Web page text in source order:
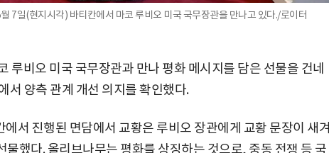
7일(현지시각) 바티칸에서 마코 루비오 미국 국무장관을 만나고 있다./로이터
루비오 미국 국무장관과 만나 평화 메시지를 담은 선물을 건네
서 양측 관계 개선 의지를 확인했다.
서 진행된 면담에서 교황은 루비오 장관에게 교황 문장이 새겨
물했다. 올리브나무는 평화를 상징하는 것으로, 중동 전쟁 등 국